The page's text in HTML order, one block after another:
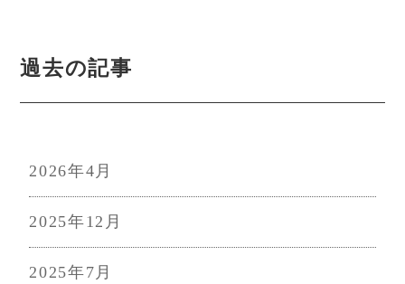
過去の記事
2026年4月
2025年12月
2025年7月